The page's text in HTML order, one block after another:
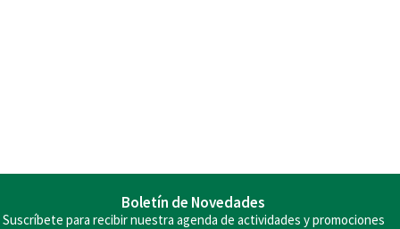
Boletín de Novedades
Suscríbete para recibir nuestra agenda de actividades y promociones